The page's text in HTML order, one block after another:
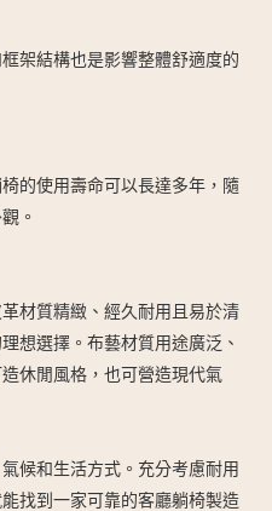
架結構也是影響整體舒適度的
的使用壽命可以長達多年，隨
。
材質精緻、經久耐用且易於清
想選擇。布藝材質用途廣泛、
休閒風格，也可營造現代氣
候和生活方式。充分考慮耐用
找到一家可靠的客廳躺椅製造